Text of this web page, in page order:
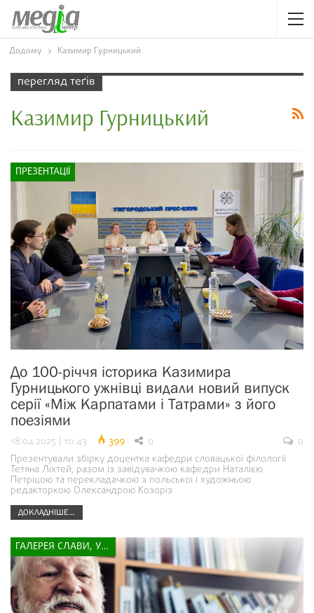
Додому Казимир Гурницький
перегляд теґів
Казимир Гурницький
ПРЕЗЕНТАЦІЇ
До 100-річчя історика Казимира
Гурницького ужнівці видали новий випуск
серії «Між Карпатами і Татрами» з його
поезіями
18.04.2025 | 10:43 399 0
0
Презентували збірку доцентка кафедри словацької філології
Тетяна Ліхтей, разом із завідувачкою кафедри Наталією
Петріцою та перекладачкою з польської і художньою
редакторкою Олександрою Козоріз
ДОКЛАДНІШЕ...
ГАЛЕРЕЯ СЛАВИ, УСПІХУ, НАДІЇ